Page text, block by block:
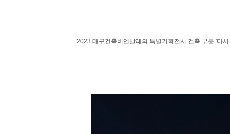
2023 대구건축비엔날레의 특별기획전시 건축 부분 '다시